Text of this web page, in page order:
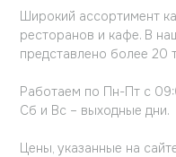
Широкий ассортимент
ресторанов и кафе. В
представлено более 20
Работаем по Пн-Пт с
Сб и Вс – выходные дни.
Цены, указанные на